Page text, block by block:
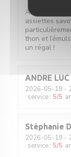
Accueil
assiettes
thon et
un régal !
ANDRE LUC
2026-05-19 -
service : 5/5
Stéphanie D
2026-05-19 -
service : 5/5